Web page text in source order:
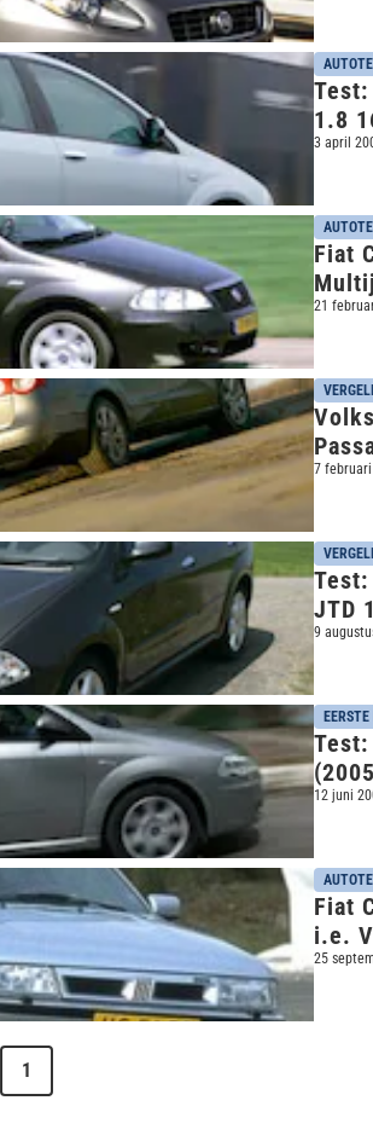
Test:
1.8
3 april
Fiat
(2005)
21
2.0
Fiat
JTD
7
Test:
JTD
Seat
TDI
9
Test:
12 juni
Fiat
i.e.
25
1